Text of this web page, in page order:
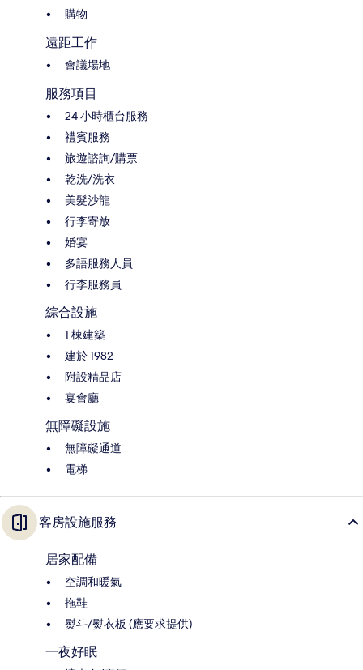
購物
遠距工作
會議場地
服務項目
24 小時櫃台服務
禮賓服務
旅遊諮詢/購票
乾洗/洗衣
美髮沙龍
行李寄放
婚宴
多語服務人員
行李服務員
綜合設施
1 棟建築
建於 1982
附設精品店
宴會廳
無障礙設施
無障礙通道
電梯
客房設施服務
居家配備
空調和暖氣
拖鞋
熨斗/熨衣板 (應要求提供)
一夜好眠